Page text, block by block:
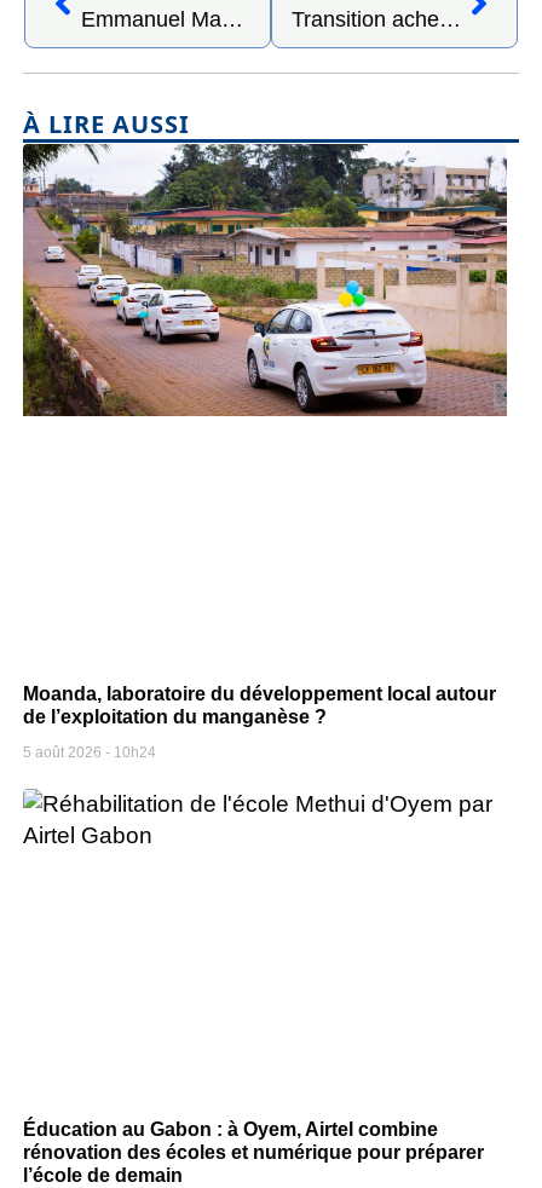
Emmanuel Macron au Gabon : Une visite marquée par le renouveau des relations bilatérales Transition achevée et diplomatie renouvelée : Macron salue à Libreville le “modèle gabonais”
À LIRE AUSSI
Moanda, laboratoire du développement local autour
de l’exploitation du manganèse ?
5 août 2026 10h24
Éducation au Gabon : à Oyem, Airtel combine
rénovation des écoles et numérique pour préparer
l’école de demain